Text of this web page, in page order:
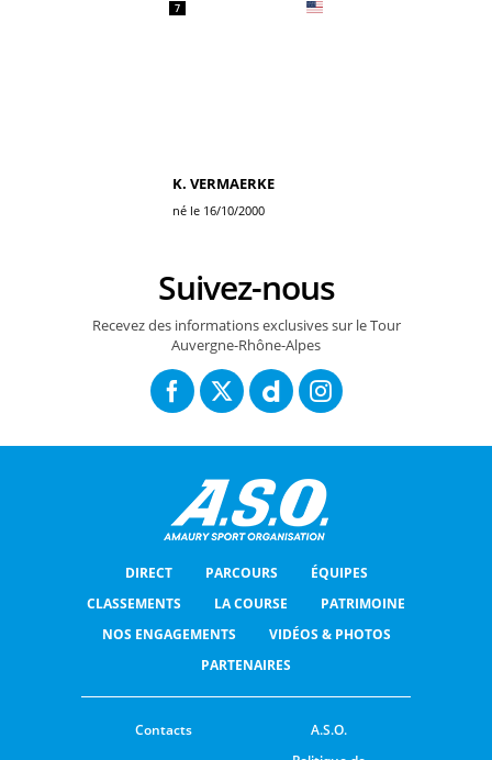
7
K. VERMAERKE
né le 16/10/2000
Suivez-nous
Recevez des informations exclusives sur le Tour
Auvergne-Rhône-Alpes
DIRECT PARCOURS
ÉQUIPES
CLASSEMENTS
LA COURSE
PATRIMOINE
NOS ENGAGEMENTS
VIDÉOS & PHOTOS
PARTENAIRES
Contacts
A.S.O.